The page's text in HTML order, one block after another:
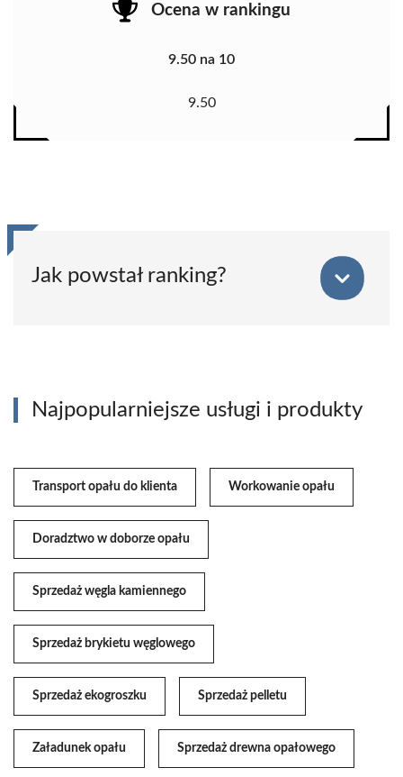
Ocena w rankingu
9.50 na 10
9.50
Jak powstał ranking?
Najpopularniejsze usługi i produkty
Transport opału do klienta Workowanie opału
Doradztwo w doborze opału
Sprzedaż węgla kamiennego
Sprzedaż brykietu węglowego
Sprzedaż ekogroszku Sprzedaż pelletu
Załadunek opału Sprzedaż drewna opałowego